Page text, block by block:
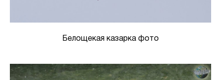
Белощекая казарка фото